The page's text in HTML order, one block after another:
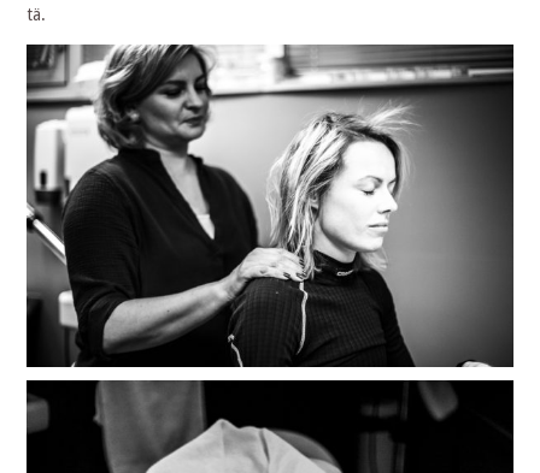
tä.